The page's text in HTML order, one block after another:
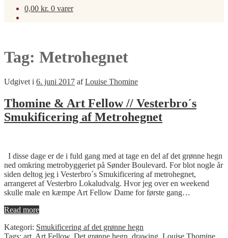
0,00 kr. 0 varer
Tag: Metrohegnet
Udgivet i 6. juni 2017 afLouise Thomine
Thomine & Art Fellow // Vesterbro´s
Smukificering af Metrohegnet
I disse dage er de i fuld gang med at tage en del af det grønne hegn
ned omkring metrobyggeriet på Sønder Boulevard. For blot nogle år
siden deltog jeg i Vesterbro´s Smukificering af metrohegnet,
arrangeret af Vesterbro Lokaludvalg. Hvor jeg over en weekend
skulle male en kæmpe Art Fellow Dame for første gang…
Read more
Kategori: Smukificering af det grønne hegn